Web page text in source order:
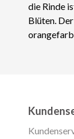
die Rinde
Blüten.